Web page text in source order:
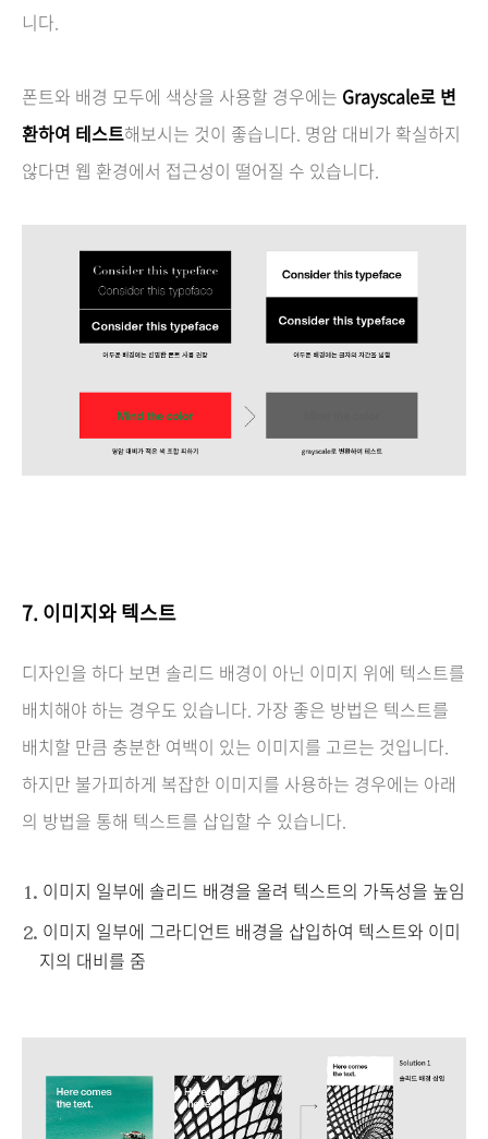
니다.
폰트와 배경 모두에 색상을 사용할 경우에는 Grayscale로 변
환하여 테스트해보시는 것이 좋습니다. 명암 대비가 확실하지
않다면 웹 환경에서 접근성이 떨어질 수 있습니다.
7.이미지와 텍스트
디자인을 하다 보면 솔리드 배경이 아닌 이미지 위에 텍스트를
배치해야 하는 경우도 있습니다. 가장 좋은 방법은 텍스트를
배치할 만큼 충분한 여백이 있는 이미지를 고르는 것입니다.
하지만 불가피하게 복잡한 이미지를 사용하는 경우에는 아래
의 방법을 통해 텍스트를 삽입할 수 있습니다.
이미지 일부에 솔리드 배경을 올려 텍스트의 가독성을 높임
이미지 일부에 그라디언트 배경을 삽입하여 텍스트와 이미
지의 대비를 줌